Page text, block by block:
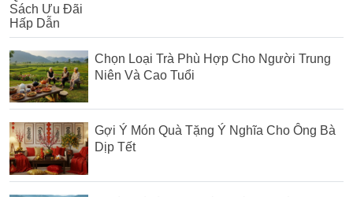
Chọn Loại Trà Phù Hợp Cho Người Trung
Niên Và Cao Tuổi
Gợi Ý Món Quà Tặng Ý Nghĩa Cho Ông Bà
Dịp Tết